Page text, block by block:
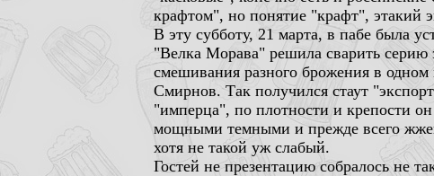
крафтом", но понятие "крафт", этакий
В эту субботу, 21 марта, в пабе была
"Велка Морава" решила сварить серию
смешивания разного брожения в
Смирнов. Так получился стаут
"имперца", по плотности и крепости
мощными темными и прежде всего
хотя не такой уж слабый.
Гостей не презентацию собралось не